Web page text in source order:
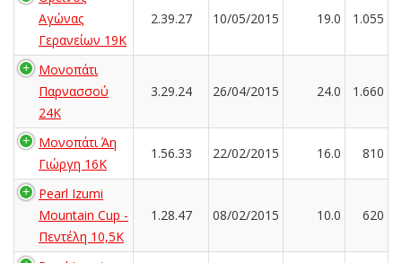
Αγώνας
Γερανείων 19Κ
2.39.27 10/05/2015 19.0 1.055
Μονοπάτι
Παρνασσού
24K
3.29.24 26/04/2015 24.0 1.660
Μονοπάτι Άη
Γιώργη 16Κ
1.56.33 22/02/2015 16.0 810
Pearl Izumi
Mountain Cup -
Πεντέλη 10,5Κ
1.28.47 08/02/2015 10.0 620